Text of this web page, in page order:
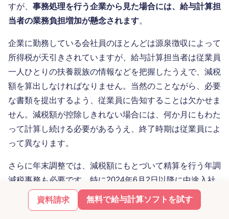
資料請求 無料で給与計算ソフトを試す
すが、 事務処理を行う企業から見た場合には、給与計算担
当者の業務負担増加が懸念されます。
企業に勤務している会社員のほとんどは源泉徴収によって
所得税が天引きされていますが、給与計算担当者は従業員
一人ひとりの扶養親族の情報などを把握したうえで、減税
額を算出しなければなりません。当然のことながら、必要
な書類を提出するよう、従業員に告知することは欠かせま
せん。減税額が控除しきれない場合には、何か月にもわた
って計算し続ける必要があるうえ、終了時期は従業員によ
って異なります。
さらに年末調整では、減税額にもとづいて精算を行う年調
減税事務も必要です。特に2024年6月2日以降に中途入社
した従業員や、同日以降に扶養親族の人数が変更になった
従業員の年末調整事務では、減税額に応じた処理を行わな